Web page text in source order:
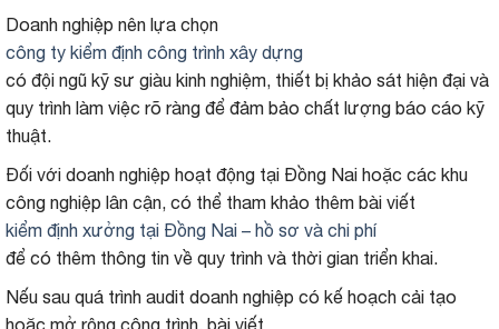
Doanh nghiệp nên lựa chọn
công ty kiểm định công trình xây dựng
có đội ngũ kỹ sư giàu kinh nghiệm, thiết bị khảo sát hiện đại và
quy trình làm việc rõ ràng để đảm bảo chất lượng báo cáo kỹ
thuật.
Đối với doanh nghiệp hoạt động tại Đồng Nai hoặc các khu
công nghiệp lân cận, có thể tham khảo thêm bài viết
kiểm định xưởng tại Đồng Nai – hồ sơ và chi phí
để có thêm thông tin về quy trình và thời gian triển khai.
Nếu sau quá trình audit doanh nghiệp có kế hoạch cải tạo
hoặc mở rộng công trình, bài viết